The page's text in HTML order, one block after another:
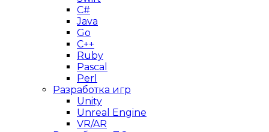
C#
Java
Go
C++
Ruby
Pascal
Perl
Разработка игр
Unity
Unreal Engine
VR/AR